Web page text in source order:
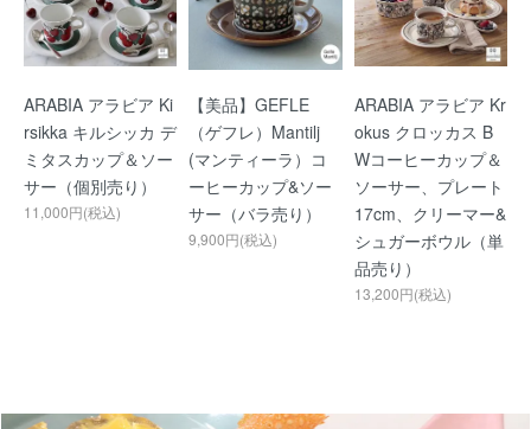
ARABIA アラビア Ki
rsikka キルシッカ デ
ミタスカップ＆ソー
サー（個別売り）
11,000円(税込)
【美品】GEFLE
（ゲフレ）Mantilj
(マンティーラ）コ
ーヒーカップ&ソー
サー（バラ売り）
9,900円(税込)
ARABIA アラビア Kr
okus クロッカス B
Wコーヒーカップ＆
ソーサー、プレート
17cm、クリーマー&
シュガーボウル（単
品売り）
13,200円(税込)